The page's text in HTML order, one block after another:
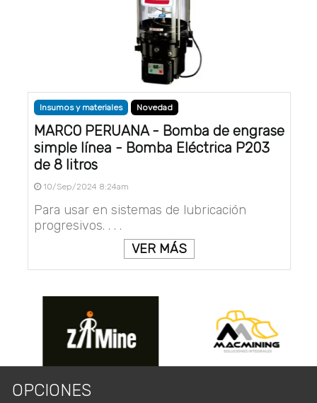
Insumos y materiales Novedad
MARCO PERUANA - Bomba de engrase
simple línea - Bomba Eléctrica P203
de 8 litros
10/Sep/2024 8:24am
Para usar en sistemas de lubricación
progresivos. . . .
VER MÁS
OPCIONES